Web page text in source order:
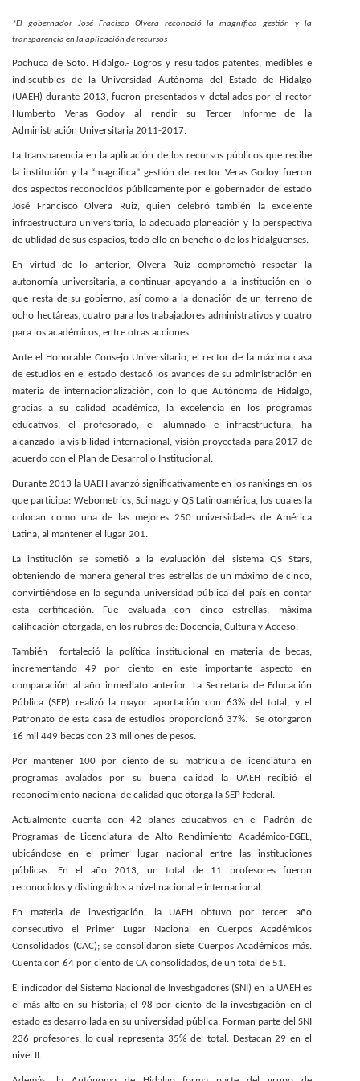
Personal
Visitantes
*El gobernador José Fracisco Olvera reconoció la magnífica gestión y la
transparencia en la aplicación de recursos
Pachuca de Soto. Hidalgo.- Logros y resultados patentes, medibles e
indiscutibles de la Universidad Autónoma del Estado de Hidalgo
(UAEH) durante 2013,fueron presentados y detallados por el rector
Humberto Veras Godoy al rendir su Tercer Informe de la
Administración Universitaria 2011-2017.
La transparencia en la aplicación de los recursos públicos que recibe
la institución y la “magnifica” gestión del rector Veras Godoy fueron
dos aspectos reconocidos públicamente por el gobernador del estado
José Francisco Olvera Ruiz, quien celebró también la excelente
infraestructura universitaria, la adecuada planeación y la perspectiva
de utilidad de sus espacios, todo ello en beneficio de los hidalguenses.
En virtud de lo anterior, Olvera Ruiz comprometió respetar la
autonomía universitaria, a continuar apoyando a la institución en lo
que resta de su gobierno, así como a la donación de un terreno de
ocho hectáreas, cuatro para los trabajadores administrativos y cuatro
para los académicos, entre otras acciones.
Ante el Honorable Consejo Universitario, el rector de la máxima casa
de estudios en el estado destacó los avances de su administración en
materia de internacionalización, con lo que Autónoma de Hidalgo,
gracias a su calidad académica, la excelencia en los programas
educativos, el profesorado, el alumnado e infraestructura, ha
alcanzado la visibilidad internacional, visión proyectada para 2017 de
acuerdo con el Plan de Desarrollo Institucional.
Durante 2013 la UAEH avanzó significativamente en los rankings en los
que participa: Webometrics, Scimago y QS Latinoamérica, los cuales la
colocan como una de las mejores 250 universidades de América
Latina, al mantener el lugar 201.
La institución se sometió a la evaluación del sistema QS Stars,
obteniendo de manera general tres estrellas de un máximo de cinco,
convirtiéndose en la segunda universidad pública del país en contar
esta certificación. Fue evaluada con cinco estrellas, máxima
calificación otorgada, en los rubros de: Docencia, Cultura y Acceso.
También fortaleció la política institucional en materia de becas,
incrementando 49 por ciento en este importante aspecto en
comparación al año inmediato anterior. La Secretaría de Educación
Pública (SEP) realizó la mayor aportación con 63% del total, y el
Patronato de esta casa de estudios proporcionó 37%. Se otorgaron
16 mil 449 becas con 23 millones de pesos.
Por mantener 100 por ciento de su matrícula de licenciatura en
programas avalados por su buena calidad la UAEH recibió el
reconocimiento nacional de calidad que otorga la SEP federal.
Actualmente cuenta con 42 planes educativos en el Padrón de
Programas de Licenciatura de Alto Rendimiento Académico-EGEL,
ubicándose en el primer lugar nacional entre las instituciones
públicas. En el año 2013, un total de 11 profesores fueron
reconocidos y distinguidos a nivel nacional e internacional.
En materia de investigación, la UAEH obtuvo por tercer año
consecutivo el Primer Lugar Nacional en Cuerpos Académicos
Consolidados (CAC); se consolidaron siete Cuerpos Académicos más.
Cuenta con 64 por ciento de CA consolidados, de un total de 51.
El indicador del Sistema Nacional de Investigadores (SNI) en la UAEH es
el más alto en su historia; el 98 por ciento de la investigación en el
estado es desarrollada en su universidad pública. Forman parte del SNI
236 profesores, lo cual representa 35% del total. Destacan 29 en el
nivel II.